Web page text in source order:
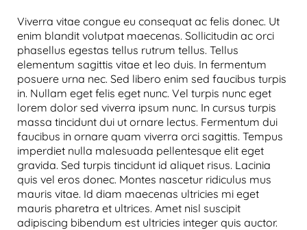
Viverra vitae congue eu consequat ac felis donec. Ut
enim blandit volutpat maecenas. Sollicitudin ac orci
phasellus egestas tellus rutrum tellus. Tellus
elementum sagittis vitae et leo duis. In fermentum
posuere urna nec. Sed libero enim sed faucibus turpis
in. Nullam eget felis eget nunc. Vel turpis nunc eget
lorem dolor sed viverra ipsum nunc. In cursus turpis
massa tincidunt dui ut ornare lectus. Fermentum dui
faucibus in ornare quam viverra orci sagittis. Tempus
imperdiet nulla malesuada pellentesque elit eget
gravida. Sed turpis tincidunt id aliquet risus. Lacinia
quis vel eros donec. Montes nascetur ridiculus mus
mauris vitae. Id diam maecenas ultricies mi eget
mauris pharetra et ultrices. Amet nisl suscipit
adipiscing bibendum est ultricies integer quis auctor.